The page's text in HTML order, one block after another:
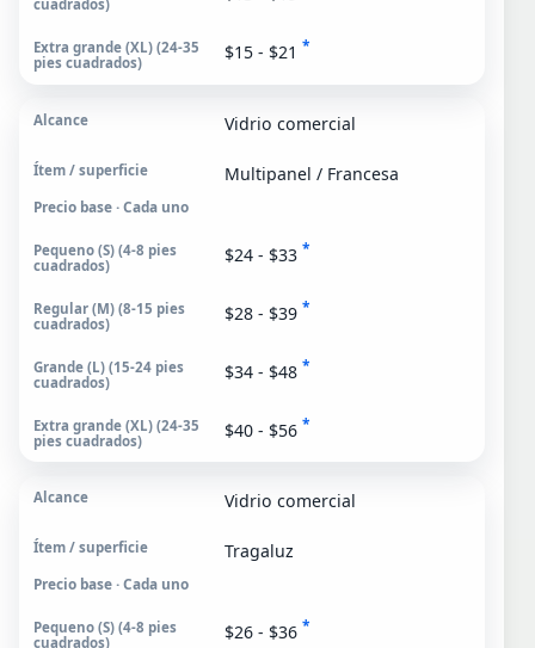
$15 - $21 *
Vidrio comercial
Multipanel / Francesa
Precio base · Cada uno
$24 - $33 *
$28 - $39 *
$34 - $48 *
$40 - $56 *
Vidrio comercial
Tragaluz
Precio base · Cada uno
$26 - $36 *